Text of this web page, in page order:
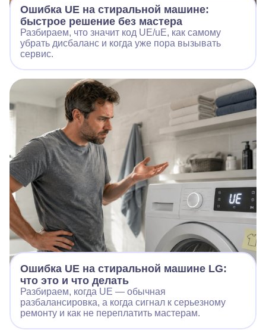
Ошибка UE на стиральной машине:
быстрое решение без мастера
Разбираем, что значит код UE/uE, как самому
убрать дисбаланс и когда уже пора вызывать
сервис.
Ошибка UE на стиральной машине LG:
что это и что делать
Разбираем, когда UE — обычная
разбалансировка, а когда сигнал к серьезному
ремонту и как не переплатить мастерам.